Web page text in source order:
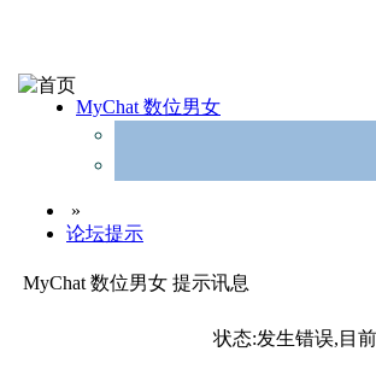
MyChat 数位男女
»
论坛提示
MyChat 数位男女 提示讯息
状态:发生错误,目